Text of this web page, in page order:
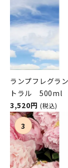
ランプフレグラ
トラル 500ml
スランプ用オイ
シュレイアンド
3,520円 (税込)